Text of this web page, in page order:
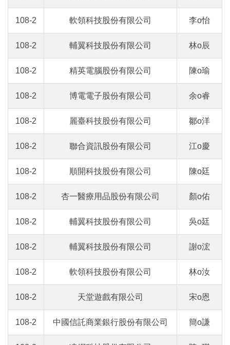
108-2 軟領科技股份有限公司 李o怡
108-2 輔翼科技股份有限公司 林o辰
108-2 精英電腦股份有限公司 陳o瑜
108-2 博電電子股份有限公司 余o睿
108-2 麗臺科技股份有限公司 鄒o洋
108-2 聯合資訊股份有限公司 江o慶
108-2 順開科技股份有限公司 陳o廷
108-2 杏一醫療用品股份有限公司 顏o佑
108-2 輔翼科技股份有限公司 吳o廷
108-2 輔翼科技股份有限公司 謝o浤
108-2 軟領科技股份有限公司 林o汝
108-2 天堂遊戲有限公司 宋o恩
108-2 中國信託商業銀行股份有限公司 簡o謙